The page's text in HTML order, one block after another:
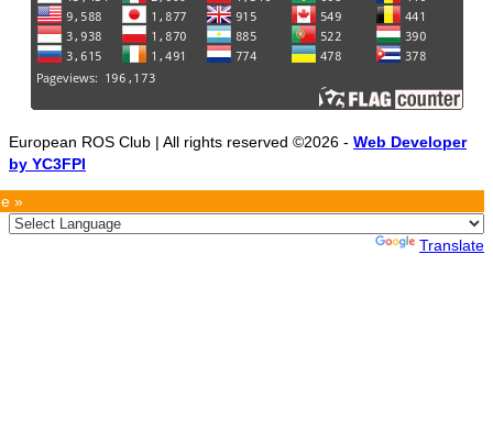
European ROS Club | All rights reserved ©2026 - Web Developer
by YC3FPI
»
Translate